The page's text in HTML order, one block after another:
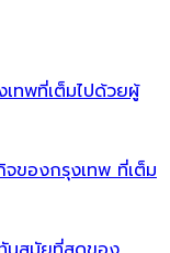
เทพที่เต็มไปด้วยผู้
จของกรุงเทพ ที่เต็ม